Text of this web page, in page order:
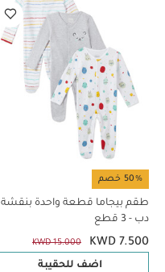
50% خصم
طقم بيجاما قطعة واحدة بنقشة
دب - 3 قطع
KWD 7.500
KWD 15.000
اضف للحقيبة